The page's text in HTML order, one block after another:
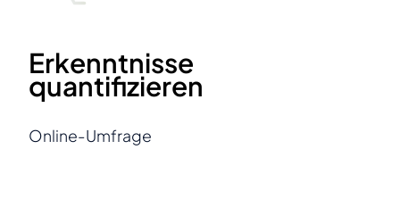
Erkenntnisse
quantifizieren
Online-Umfrage